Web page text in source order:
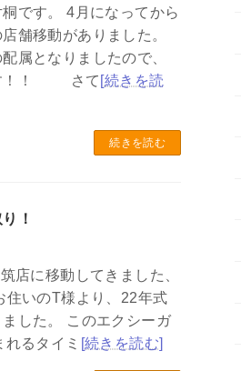
です。 4月になってから
舗移動がありました。
属となりましたので、
す！！ さて [続きを読
続きを読む
！
に移動してきました、
住いのT様より、22年式
した。 このエクシーガ
るタイミ [続きを読む]